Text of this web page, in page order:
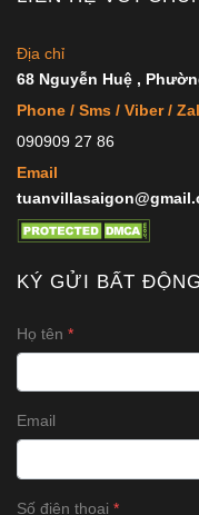
Địa chỉ
68 Nguyễn Huệ ,
Phone / Sms / Viber /
090909 27 86
Email
KÝ GỬI BẤT
Họ tên
Email
Số điện thoại